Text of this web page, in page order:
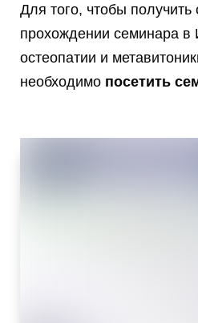
Для того, чтобы получить
прохождении семинара в
остеопатии и
необходимо посетить